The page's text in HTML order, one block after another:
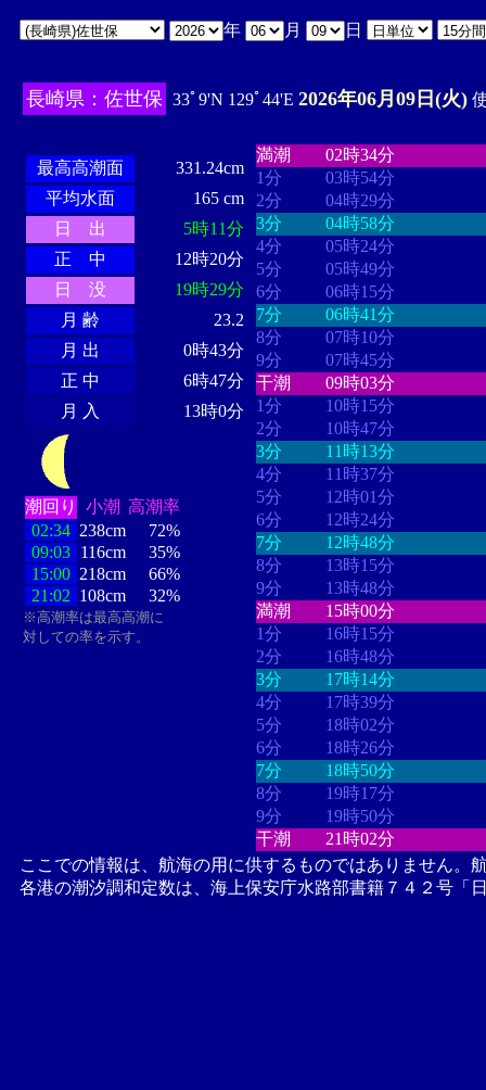
年 月 日
長崎県：佐世保 33ﾟ9'N 129ﾟ44'E 2026年06月09日(火)
最高高潮面
331.24cm
平均水面
165 cm
日 出
5時11分
正 中
12時20分
日 没
19時29分
月 齢
23.2
月 出
0時43分
正 中
6時47分
月 入
13時0分
潮回り 小潮 高潮率
02:34 238cm
72%
09:03 116cm
35%
15:00 218cm
66%
21:02 108cm 32%
※高潮率は最高高潮に
対しての率を示す。
満潮
02時34分
1分
03時54分
2分
04時29分
3分
04時58分
4分
05時24分
5分
05時49分
6分
06時15分
7分
06時41分
8分
07時10分
9分
07時45分
干潮
09時03分
1分
10時15分
2分
10時47分
3分
11時13分
4分
11時37分
5分
12時01分
6分
12時24分
7分
12時48分
8分
13時15分
9分
13時48分
満潮
15時00分
1分
16時15分
2分
16時48分
3分
17時14分
4分
17時39分
5分
18時02分
6分
18時26分
7分
18時50分
8分
19時17分
9分
19時50分
干潮
21時02分
ここでの情報は、航海の用に供するものではありません。
各港の潮汐調和定数は、海上保安庁水路部書籍７４２号「